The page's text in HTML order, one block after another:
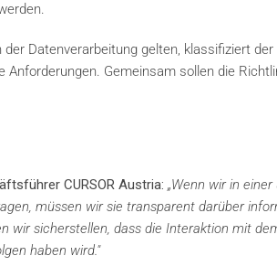
Datenverarbeitung gelten, klassifiziert der
Gemeinsam sollen die
CURSOR Austria: „Wenn wir in
müssen wir sie transparent darüber
wir sicherstellen, dass die Interaktion mit
haben wird."